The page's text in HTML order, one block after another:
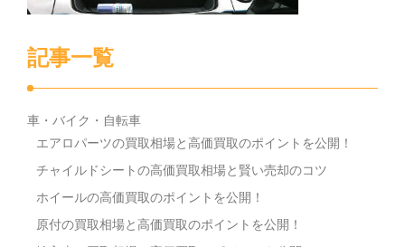
記事一覧
車・バイク・自転車
エアロパーツの買取相場と高価買取のポイントを公開！
チャイルドシートの高価買取相場と賢い売却のコツ
ホイールの高価買取のポイントを公開！
原付の買取相場と高価買取のポイントを公開！